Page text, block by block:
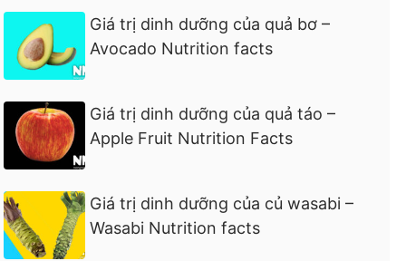
Giá trị dinh dưỡng của quả bơ –
Avocado Nutrition facts
Giá trị dinh dưỡng của quả táo –
Apple Fruit Nutrition Facts
Giá trị dinh dưỡng của củ wasabi –
Wasabi Nutrition facts